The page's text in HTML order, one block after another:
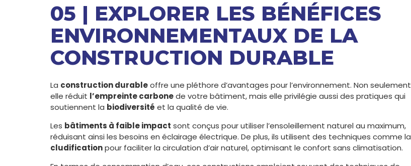
05 | EXPLORER LES BÉNÉFICES
ENVIRONNEMENTAUX DE LA
CONSTRUCTION DURABLE
La construction durableoffre une pléthore d’avantages pour l’environnement. Non seulement
elle réduit l’empreinte carbonede votre bâtiment, mais elle privilégie aussi des pratiques qui
soutiennent la biodiversité et la qualité de vie.
Les bâtiments à faible impact sont conçus pour utiliser l’ensoleillement naturel au maximum,
réduisant ainsi les besoins en éclairage électrique. De plus, ils utilisent des techniques comme la
cludificationpour faciliter la circulation d’air naturel, optimisant le confort sans climatisation.